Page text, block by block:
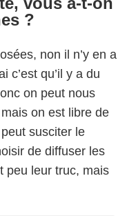
?
non il n’y en a
c’est qu’il y a du
on peut nous
on est libre de
susciter le
de diffuser les
peu leur truc, mais